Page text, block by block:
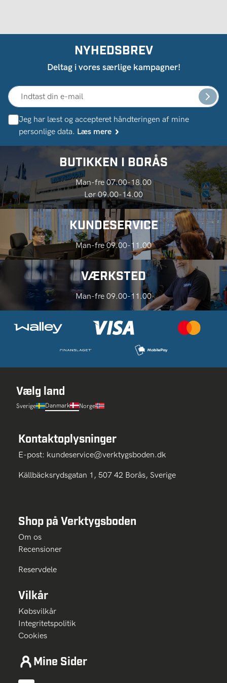
NYHEDSBREV
Deltag i vores særlige kampagner!
Jeg har læst og accepteret håndteringen af ​​mine
personlige data. Læs mere
BUTIKKEN I BORÅS
Man-fre 07.00-18.00
Lør 09.00-14.00
KUNDESERVICE
Man-fre 09.00-11.00
VÆRKSTED
Man-fre 09.00-11.00
Vælg land
Sverige Danmark Norge
Kontaktoplysninger
E-post: kundeservice@verktygsboden.dk
Källbäcksrydsgatan 1, 507 42 Borås, Sverige
Shop på Verktygsboden
Om os
Recensioner
Reservdele
Vilkår
Købsvilkår
Integritetspolitik
Cookies
Mine Sider